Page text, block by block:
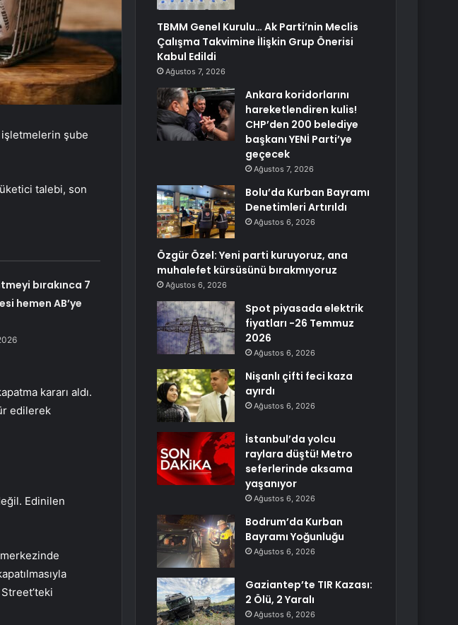
şube
talebi, son
bırakınca 7
hemen AB’ye
kararı aldı.
edilerek
Edinilen
TBMM Genel Kurulu… Ak Parti’nin Meclis
Çalışma Takvimine İlişkin Grup Önerisi
Kabul Edildi
Ağustos 7, 2026
Ankara koridorlarını
hareketlendiren kulis!
CHP’den 200 belediye
başkanı YENİ Parti’ye
geçecek
Ağustos 7, 2026
Bolu’da Kurban Bayramı
Denetimleri Artırıldı
Ağustos 6, 2026
Özgür Özel: Yeni parti kuruyoruz, ana
muhalefet kürsüsünü bırakmıyoruz
Ağustos 6, 2026
Spot piyasada elektrik
fiyatları -26 Temmuz
2026
Ağustos 6, 2026
Nişanlı çifti feci kaza
ayırdı
Ağustos 6, 2026
İstanbul’da yolcu
raylara düştü! Metro
seferlerinde aksama
yaşanıyor
Ağustos 6, 2026
Bodrum’da Kurban
Bayramı Yoğunluğu
Ağustos 6, 2026
Gaziantep’te TIR Kazası:
2 Ölü, 2 Yaralı
Ağustos 6, 2026